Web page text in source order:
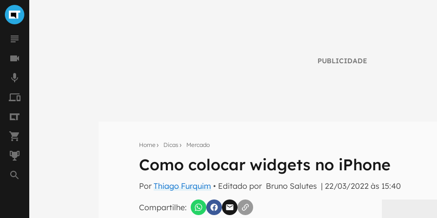
PUBLICIDADE
Home Dicas Mercado
Como colocar widgets no iPhone
PorThiago Furquim • Editado por Bruno Salutes | 22/03/2022 às 15:40
Compartilhe:
Assine a newsletter do Canaltech e receba notícias e reviews sobre tecnologia